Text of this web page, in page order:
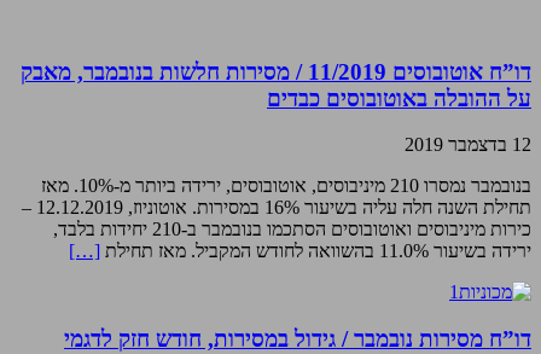
דו”ח אוטובוסים 11/2019 / מסירות חלשות בנובמבר, מאבק
על ההובלה באוטובוסים כבדים
12 בדצמבר 2019
בנובמבר נמסרו 210 מיניבוסים, אוטובוסים, ירידה ביותר מ-10%. מאז
תחילת השנה חלה עליה בשיעור 16% במסירות. אוטוניוז, 12.12.2019 –
כירות מיניבוסים ואוטובוסים הסתכמו בנובמבר ב-210 יחידות בלבד,
ירידה בשיעור 11.0% בהשוואה לחודש המקביל. מאז תחילת
[…]
דו”ח מסירות נובמבר / גידול במסירות, חודש חזק לדגמי